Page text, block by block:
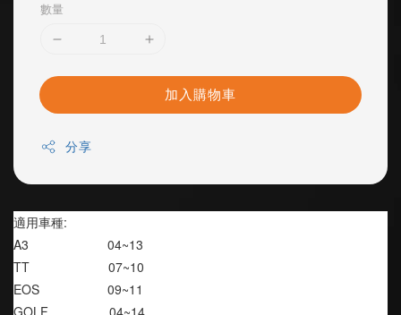
數量
加入購物車
分享
適用車種:
A3                      04~13
TT                      07~10
EOS                   09~11
GOLF                 04~14